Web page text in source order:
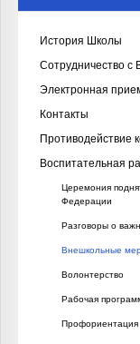
История Школы
Сотрудничество с
Электронная
Контакты
Противодействие
Воспитательная
Церемония
Федерации
Разговоры о
Внешкольные
Волонтерство
Рабочая
Профориентация